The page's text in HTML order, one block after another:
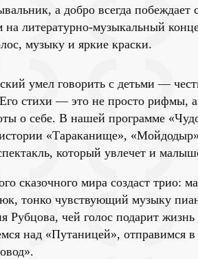
а добро всегда
литературно-музыкальный
музыку и яркие краски.
умел говорить с детьми —
стихи — это не просто рифмы,
о себе. В нашей программе
«Тараканище»,
который увлечет и
сказочного мира создаст трио:
тонко чувствующий музыку
Рубцова, чей голос подарит
над «Путаницей», отправимся